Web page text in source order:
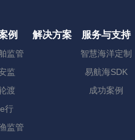
例
监管
监
渡
行
监管
解决方案 服务与支持
智慧海洋定制
易航海SDK
成功案例